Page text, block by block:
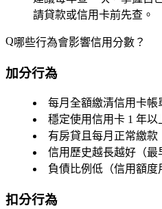
請貸款或信用卡前先查。
哪些行為會影響信用分數？
加分行為
每月全額繳清信用卡帳
穩定使用信用卡 1 年以
有房貸且每月正常繳款
信用歷史越長越好（最
負債比例低（信用額度
扣分行為